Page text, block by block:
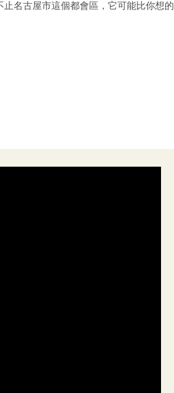
名古屋市這個都會區，它可能比你想的